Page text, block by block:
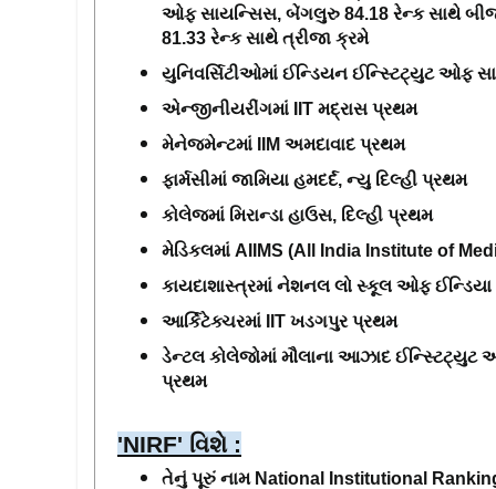
ઓફ સાયન્સિસ, બેંગલુરુ 84.18 રેન્ક સાથે
81.33 રેન્ક સાથે ત્રીજા ક્રમે
યુનિવર્સિટીઓમાં ઈન્ડિયન ઈન્સ્ટિટ્યુટ ઓફ
એન્જીનીયરીંગમાં IIT મદ્રાસ પ્રથમ
મેનેજમેન્ટમાં IIM અમદાવાદ પ્રથમ
ફાર્મસીમાં જામિયા હમદર્દ, ન્યુ દિલ્હી પ્રથમ
કોલેજમાં મિરાન્ડા હાઉસ, દિલ્હી પ્રથમ
મેડિકલમાં AIIMS (All India Institute of
કાયદાશાસ્ત્રમાં નેશનલ લો સ્કૂલ ઓફ
આર્કિટેક્ચરમાં IIT ખડગપુર પ્રથમ
ડેન્ટલ કોલેજોમાં મૌલાના આઝાદ ઈન્સ્ટિટ્યુટ
પ્રથમ
'NIRF' વિશે :
તેનું પૂરું નામ National Institutional